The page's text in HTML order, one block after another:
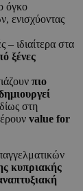
όγκο
ενισχύοντας
– ιδιαίτερα στα
ξένες
πιο
στη
value for
κυπριακής